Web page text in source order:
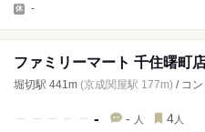
-
ファミリーマート 千住曙町
堀切駅 441m (京成関屋駅 177m) / コ
- - 人 4 人